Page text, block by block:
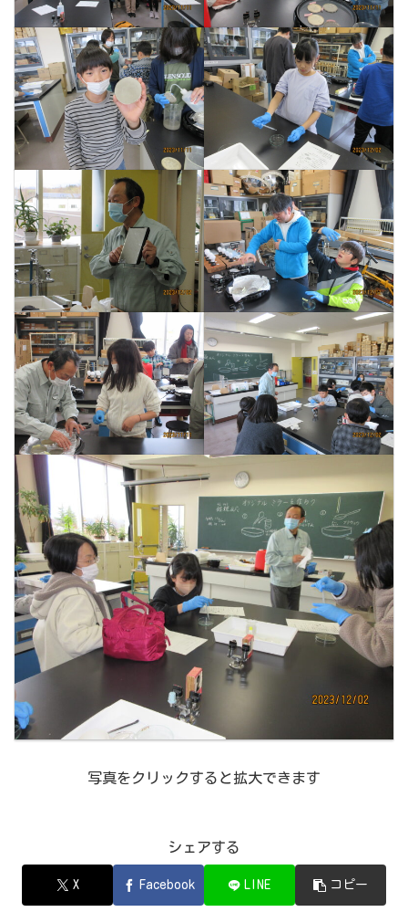
写真をクリックすると拡大できます
シェアする
X Facebook LINE コピー